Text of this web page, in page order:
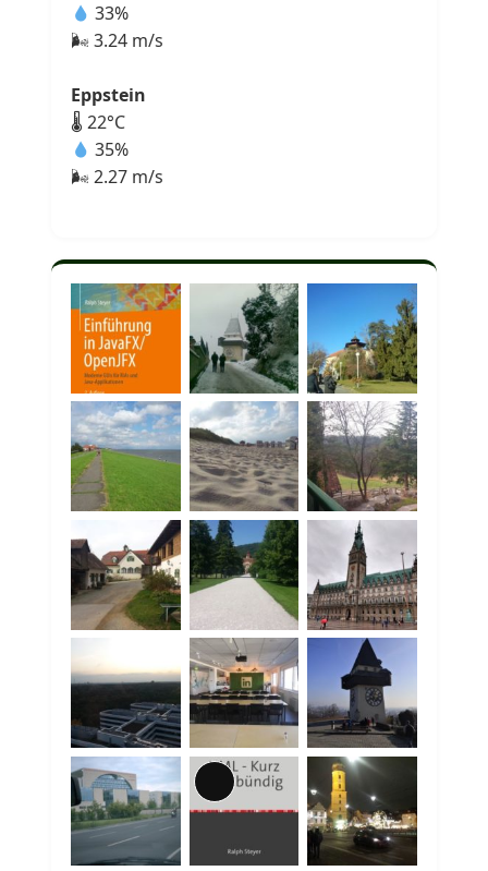
33%
🌬 3.24 m/s
Eppstein
🌡 22°C
35%
🌬 2.27 m/s
Lange
Beschreibung